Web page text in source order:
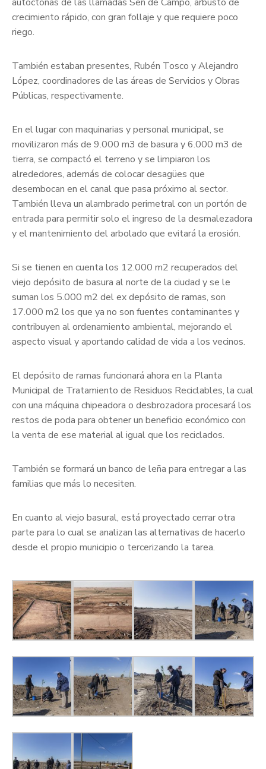
autóctonas de las llamadas Sen de Campo, arbusto de
crecimiento rápido, con gran follaje y que requiere poco
riego.
También estaban presentes, Rubén Tosco y Alejandro
López, coordinadores de las áreas de Servicios y Obras
Públicas, respectivamente.
En el lugar con maquinarias y personal municipal, se
movilizaron más de 9.000 m3 de basura y 6.000 m3 de
tierra, se compactó el terreno y se limpiaron los
alrededores, además de colocar desagües que
desembocan en el canal que pasa próximo al sector.
También lleva un alambrado perimetral con un portón de
entrada para permitir solo el ingreso de la desmalezadora
y el mantenimiento del arbolado que evitará la erosión.
Si se tienen en cuenta los 12.000 m2 recuperados del
viejo depósito de basura al norte de la ciudad y se le
suman los 5.000 m2 del ex depósito de ramas, son
17.000 m2 los que ya no son fuentes contaminantes y
contribuyen al ordenamiento ambiental, mejorando el
aspecto visual y aportando calidad de vida a los vecinos.
El depósito de ramas funcionará ahora en la Planta
Municipal de Tratamiento de Residuos Reciclables, la cual
con una máquina chipeadora o desbrozadora procesará los
restos de poda para obtener un beneficio económico con
la venta de ese material al igual que los reciclados.
También se formará un banco de leña para entregar a las
familias que más lo necesiten.
En cuanto al viejo basural, está proyectado cerrar otra
parte para lo cual se analizan las alternativas de hacerlo
desde el propio municipio o tercerizando la tarea.